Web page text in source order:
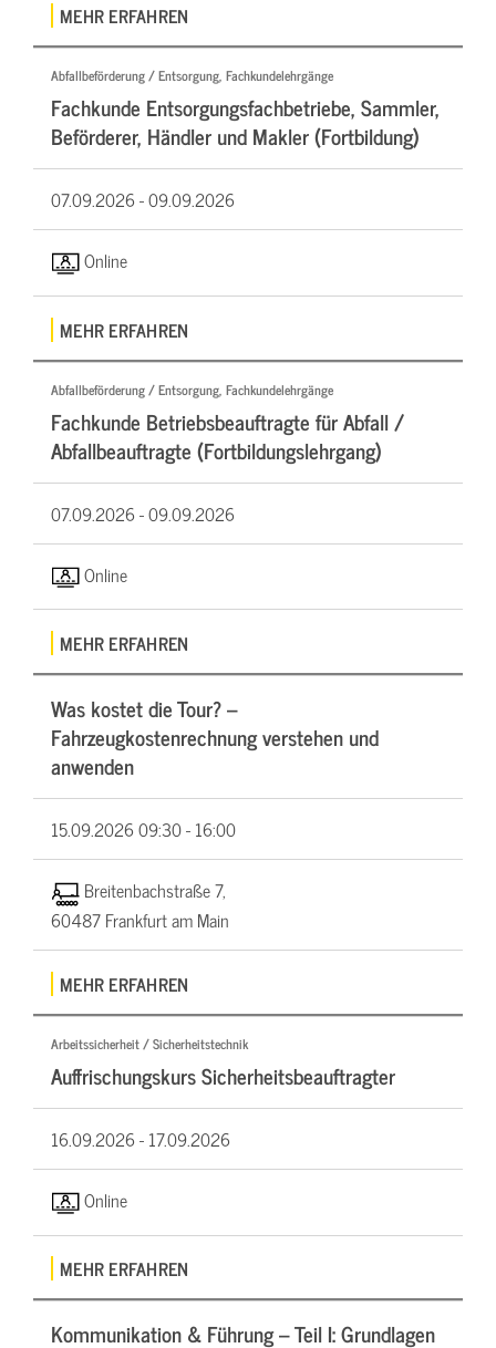
MEHR ERFAHREN
Abfallbeförderung / Entsorgung, Fachkundelehrgänge
Fachkunde Entsorgungsfachbetriebe, Sammler,
Beförderer, Händler und Makler (Fortbildung)
07.09.2026 -09.09.2026
Online
MEHR ERFAHREN
Abfallbeförderung / Entsorgung, Fachkundelehrgänge
Fachkunde Betriebsbeauftragte für Abfall /
Abfallbeauftragte (Fortbildungslehrgang)
07.09.2026 -09.09.2026
Online
MEHR ERFAHREN
Was kostet die Tour? –
Fahrzeugkostenrechnung verstehen und
anwenden
15.09.202609:30 - 16:00
Breitenbachstraße 7,
60487 Frankfurt am Main
MEHR ERFAHREN
Arbeitssicherheit / Sicherheitstechnik
Auffrischungskurs Sicherheitsbeauftragter
16.09.2026 -17.09.2026
Online
MEHR ERFAHREN
Kommunikation & Führung – Teil I: Grundlagen